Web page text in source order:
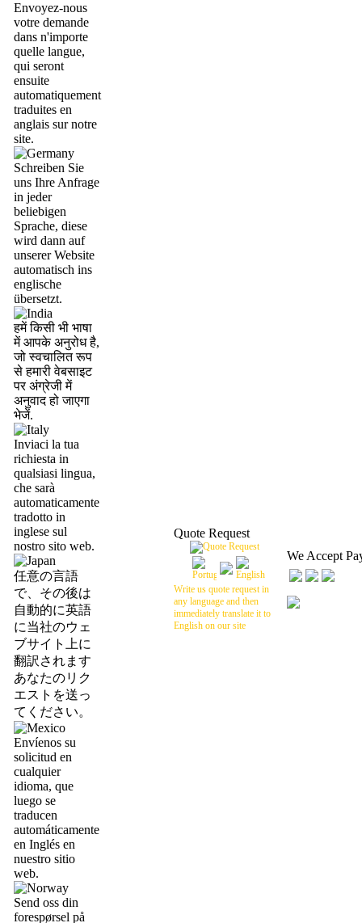
Envoyez-nous
votre demande
dans n'importe
quelle langue,
qui seront
ensuite
automatiquement
traduites en
anglais sur notre
site.
Schreiben Sie
uns Ihre Anfrage
in jeder
beliebigen
Sprache, diese
wird dann auf
unserer Website
automatisch ins
englische
übersetzt.
हमें किसी भी भाषा
में आपके अनुरोध है,
जो स्वचालित रूप
से हमारी वेबसाइट
पर अंग्रेजी में
अनुवाद हो जाएगा
भेजें.
Inviaci la tua
richiesta in
qualsiasi lingua,
che sarà
automaticamente
tradotto in
inglese sul
nostro sito web.
任意の言語
で、その後は
自動的に英語
に当社のウェ
ブサイト上に
翻訳されます
あなたのリク
エストを送っ
てください。
Envíenos su
solicitud en
cualquier
idioma, que
luego se
traducen
automáticamente
en Inglés en
nuestro sitio
web.
Send oss din
forespørsel på
Quote Request
Write us quote request in
any language and then
immediately translate it to
English on our site
We Accept